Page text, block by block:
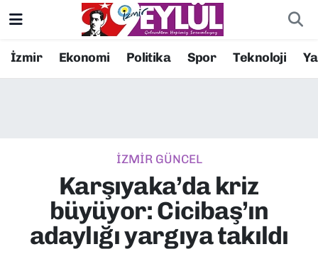
İzmir Ekonomi Politika Spor Teknoloji
İZMİR GÜNCEL
Karşıyaka’da kriz
büyüyor: Cicibaş’ın
adaylığı yargıya takıldı
Resmi İlanlar
EKONOMİ
KÜLTÜR SANAT
Konak Nöbetçi Eczaneler
Süper Lig Puan Durumu ve Fikstür
Tüm Manşetler
Son Dakika Haberleri